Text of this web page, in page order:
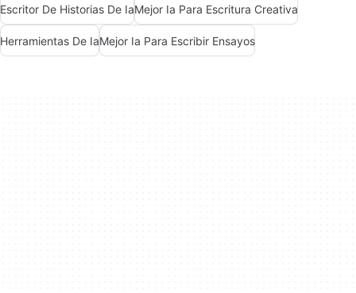
Escritor De Historias De IaMejor Ia Para Escritura Creativa
Herramientas De IaMejor Ia Para Escribir Ensayos